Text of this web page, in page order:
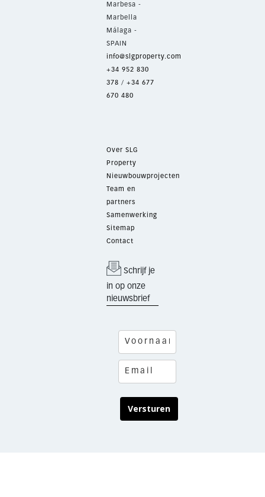
Marbesa -
Marbella
Málaga -
SPAIN
info@slgproperty.com
+34 952 830
378 / +34 677
670 480
Over SLG
Property
Nieuwbouwprojecten
Team en
partners
Samenwerking
Sitemap
Contact
Schrijf je
in op onze
nieuwsbrief
Versturen